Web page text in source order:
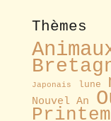
Thèmes
Japonais lune
Nouvel An